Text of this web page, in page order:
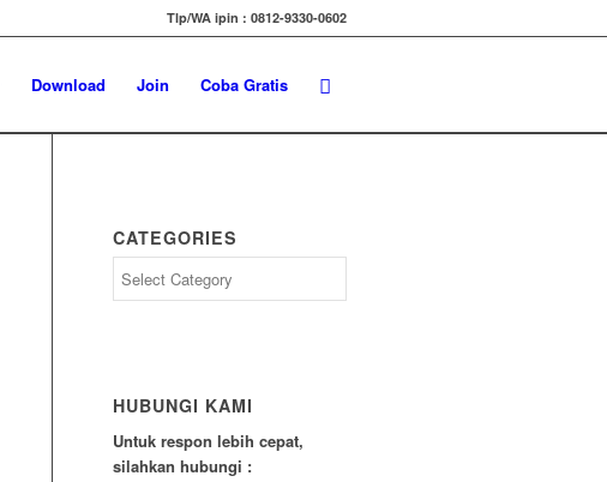
Tlp/WA ipin : 0812-9330-0602
Download Join Coba Gratis
CATEGORIES
HUBUNGI KAMI
Untuk respon lebih cepat,
silahkan hubungi :